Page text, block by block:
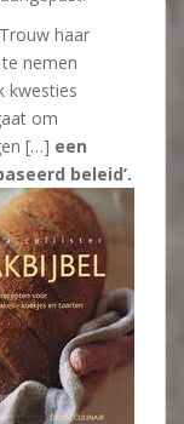
haar
nemen
kwesties
om
[…] een
beleid’.